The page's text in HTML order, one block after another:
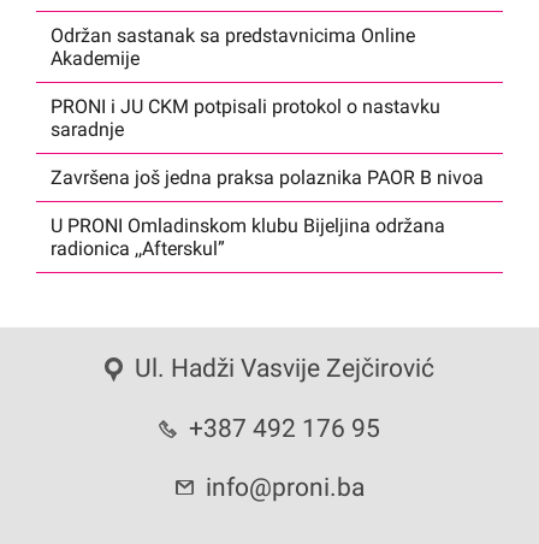
Održan sastanak sa predstavnicima Online
Akademije
PRONI i JU CKM potpisali protokol o nastavku
saradnje
Završena još jedna praksa polaznika PAOR B nivoa
U PRONI Omladinskom klubu Bijeljina održana
radionica ,,Afterskul”
Ul. Hadži Vasvije Zejčirović
+387 492 176 95
info@proni.ba